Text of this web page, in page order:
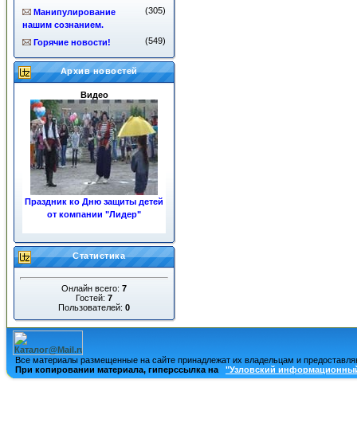
Манипулирование
нашим сознанием.
(305)
Горячие новости! (549)
Архив новостей
Видео
Праздник ко Дню защиты детей
от компании "Лидер"
Ночные пожары в центре
города
Статистика
Онлайн всего: 7
Гостей: 7
Пользователей: 0
Все материалы размещенные на сайте принадлежат их владельцам и
При копировании материала, гиперссылка на
"Узловский